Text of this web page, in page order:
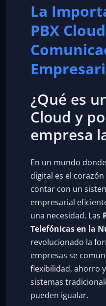
La
PBX
¿Qué es
Cloud y
empresa
En un mundo
digital es el
contar con un
empresarial
una necesidad. Las
Telefónicas en la
revolucionado la
empresas se
flexibilidad, ahorro
sistemas
pueden igualar.